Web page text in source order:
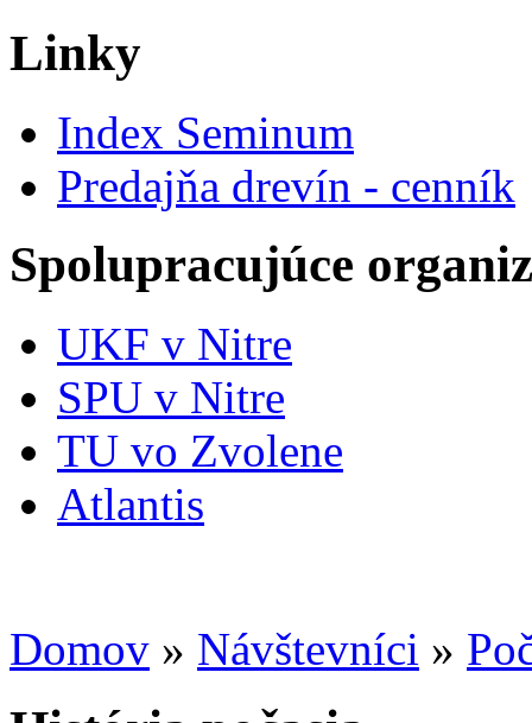
Linky
Index Seminum
Predajňa drevín - cenník
Spolupracujúce
UKF v Nitre
SPU v Nitre
TU vo Zvolene
Atlantis
Domov » Návštevníci »